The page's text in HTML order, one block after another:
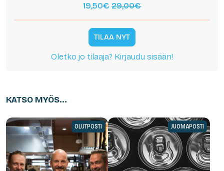
19,50€ 29,00€
TILAA NYT
Oletko jo tilaaja? Kirjaudu sisään!
KATSO MYÖS...
OLUTPOSTI JUOMAPOSTI